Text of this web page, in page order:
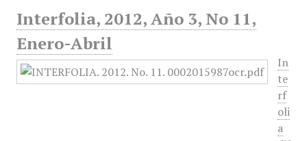
Interfolia, 2012, Año 3, No 11,
Enero-Abril
In
te
rf
oli
a